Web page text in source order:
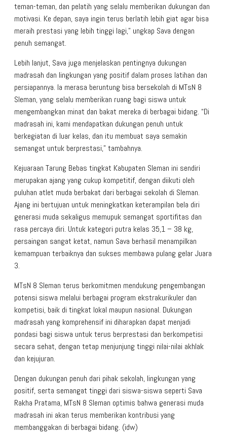
teman-teman, dan pelatih yang selalu memberikan dukungan dan
motivasi. Ke depan, saya ingin terus berlatih lebih giat agar bisa
meraih prestasi yang lebih tinggi lagi,” ungkap Sava dengan
penuh semangat.
Lebih lanjut, Sava juga menjelaskan pentingnya dukungan
madrasah dan lingkungan yang positif dalam proses latihan dan
persiapannya. Ia merasa beruntung bisa bersekolah di MTsN 8
Sleman, yang selalu memberikan ruang bagi siswa untuk
mengembangkan minat dan bakat mereka di berbagai bidang. “Di
madrasah ini, kami mendapatkan dukungan penuh untuk
berkegiatan di luar kelas, dan itu membuat saya semakin
semangat untuk berprestasi,” tambahnya.
Kejuaraan Tarung Bebas tingkat Kabupaten Sleman ini sendiri
merupakan ajang yang cukup kompetitif, dengan diikuti oleh
puluhan atlet muda berbakat dari berbagai sekolah di Sleman.
Ajang ini bertujuan untuk meningkatkan keterampilan bela diri
generasi muda sekaligus memupuk semangat sportifitas dan
rasa percaya diri. Untuk kategori putra kelas 35,1 – 38 kg,
persaingan sangat ketat, namun Sava berhasil menampilkan
kemampuan terbaiknya dan sukses membawa pulang gelar Juara
3.
MTsN 8 Sleman terus berkomitmen mendukung pengembangan
potensi siswa melalui berbagai program ekstrakurikuler dan
kompetisi, baik di tingkat lokal maupun nasional. Dukungan
madrasah yang komprehensif ini diharapkan dapat menjadi
pondasi bagi siswa untuk terus berprestasi dan berkompetisi
secara sehat, dengan tetap menjunjung tinggi nilai-nilai akhlak
dan kejujuran.
Dengan dukungan penuh dari pihak sekolah, lingkungan yang
positif, serta semangat tinggi dari siswa-siswa seperti Sava
Rakha Pratama, MTsN 8 Sleman optimis bahwa generasi muda
madrasah ini akan terus memberikan kontribusi yang
membanggakan di berbagai bidang. (idw)